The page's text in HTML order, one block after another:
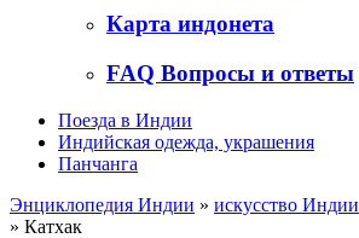
Карта индонета
FAQ Вопросы и ответы
Поезда в Индии
Индийская одежда, украшения
Панчанга
Энциклопедия Индии » искусство Индии
» Катхак